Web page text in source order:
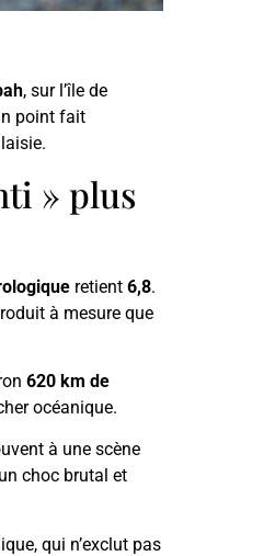
, sur l’île de
point fait
» plus
retient 6,8.
à mesure que
620 km de
océanique.
à une scène
choc brutal et
qui n’exclut pas